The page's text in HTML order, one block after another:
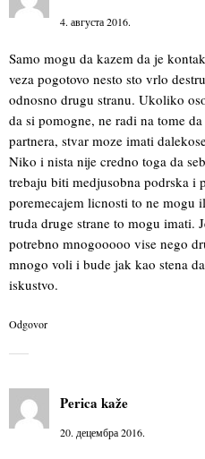
4. августа 2016.
Samo mogu da kazem da je
veza pogotovo nesto sto vrlo
odnosno drugu stranu. Ukoliko
da si pomogne, ne radi na tome
partnera, stvar moze imati
Niko i nista nije credno toga da
trebaju biti medjusobna podrska i
poremecajem licnosti to ne mogu
truda druge strane to mogu imati.
potrebno mnogooooo vise nego
mnogo voli i bude jak kao stena
iskustvo.
Odgovor
Perica kaže
20. децембра 2016.